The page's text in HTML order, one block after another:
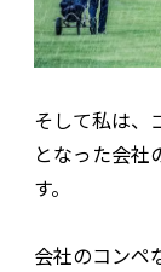
そして私は、
となった会社
す。
会社のコンペ